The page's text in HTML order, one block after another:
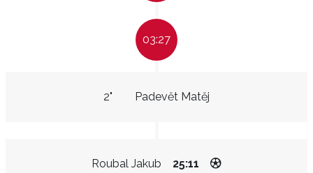
03:27
Padevět Matěj
2"
Roubal Jakub 25:11